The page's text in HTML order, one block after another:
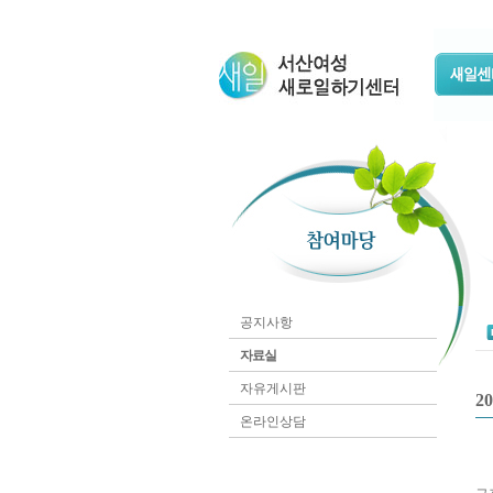
공지사항
자료실
자유게시판
온라인상담